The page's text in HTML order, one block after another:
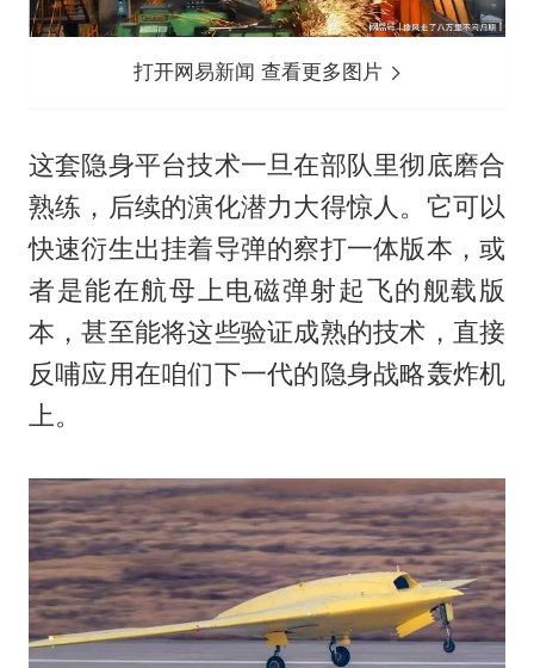
打开网易新闻 查看更多图片
这套隐身平台技术一旦在部队里彻底磨合
熟练，后续的演化潜力大得惊人。它可以
快速衍生出挂着导弹的察打一体版本，或
者是能在航母上电磁弹射起飞的舰载版
本，甚至能将这些验证成熟的技术，直接
反哺应用在咱们下一代的隐身战略轰炸机
上。